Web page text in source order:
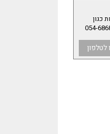
כגון
לטלפון